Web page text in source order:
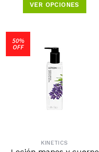
VER OPCIONES
50%
OFF
KINETICS